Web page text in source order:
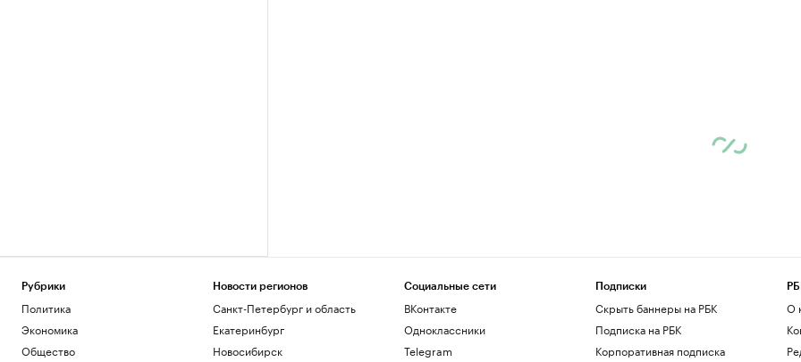
Рубрики
Политика
Экономика
Общество
Новости регионов
Санкт-Петербург и область
Екатеринбург
Новосибирск
Социальные сети
ВКонтакте
Одноклассники
Telegram
Подписки
Скрыть баннеры на РБК
Подписка на РБК
Корпоративная подписка
О